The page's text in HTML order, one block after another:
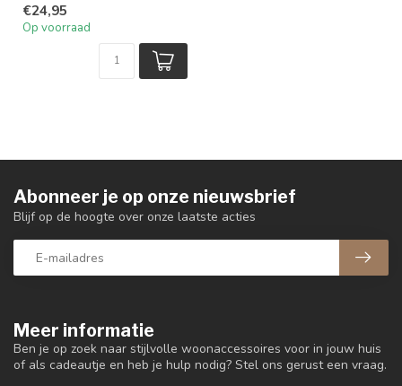
aanwinst vo...
€24,95
Op voorraad
Meer informatie
Ben je op zoek naar stijlvolle woonaccessoires voor in jouw huis
of als cadeautje en heb je hulp nodig? Stel ons gerust een vraag.
Abonneer je op onze nieuwsbrief
Blijf op de hoogte over onze laatste acties